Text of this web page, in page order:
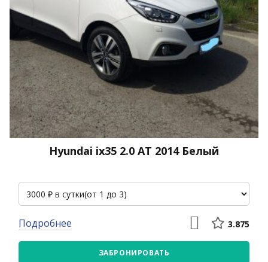
Hyundai ix35 2.0 АТ 2014 Белый
Подробнее 3.875
ЗАБРОНИРОВАТЬ